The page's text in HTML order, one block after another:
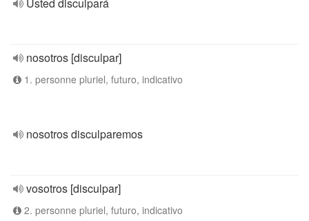
nosotros [disculpar]
1. personne pluriel, futuro, indicativo
nosotros disculparemos
vosotros [disculpar]
2. personne pluriel, futuro, indicativo